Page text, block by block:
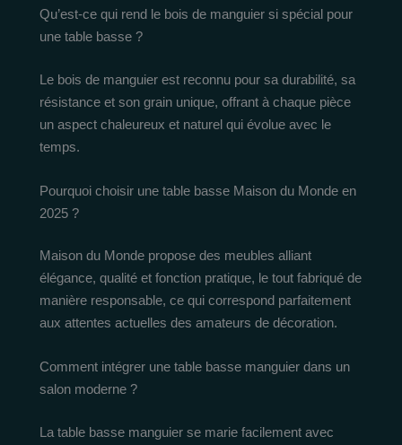
Qu’est-ce qui rend le bois de manguier si spécial pour
une table basse ?
Le bois de manguier est reconnu pour sa durabilité, sa
résistance et son grain unique, offrant à chaque pièce
un aspect chaleureux et naturel qui évolue avec le
temps.
Pourquoi choisir une table basse Maison du Monde en
2025 ?
Maison du Monde propose des meubles alliant
élégance, qualité et fonction pratique, le tout fabriqué de
manière responsable, ce qui correspond parfaitement
aux attentes actuelles des amateurs de décoration.
Comment intégrer une table basse manguier dans un
salon moderne ?
La table basse manguier se marie facilement avec